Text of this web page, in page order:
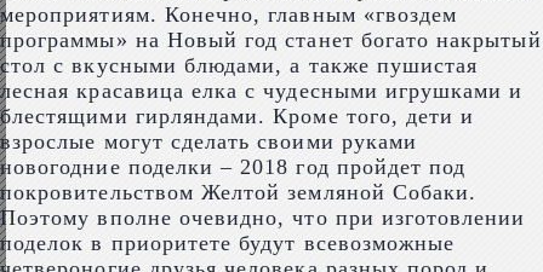
мероприятиям. Конечно, главным «гвоздем
программы» на Новый год станет богато накрытый
стол с вкусными блюдами, а также пушистая
лесная красавица елка с чудесными игрушками и
блестящими гирляндами. Кроме того, дети и
взрослые могут сделать своими руками
новогодние поделки – 2018 год пройдет под
покровительством Желтой земляной Собаки.
Поэтому вполне очевидно, что при изготовлении
поделок в приоритете будут всевозможные